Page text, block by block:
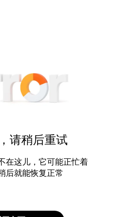
请稍后重试
在这儿，它可能正忙着
后就能恢复正常